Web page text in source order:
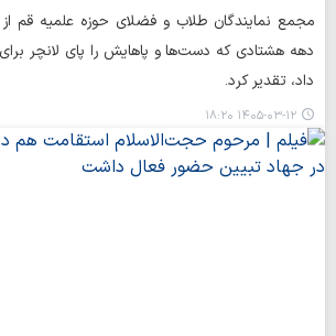
مجمع نمایندگان طلاب و فضلای حوزه علمیه قم
دهه هشتادی که دست‌ها و پاهایش را پای لانچر
داد، تقدیر کرد.
۱۴۰۵-۰۳-۱۲ ۱۸:۲۰